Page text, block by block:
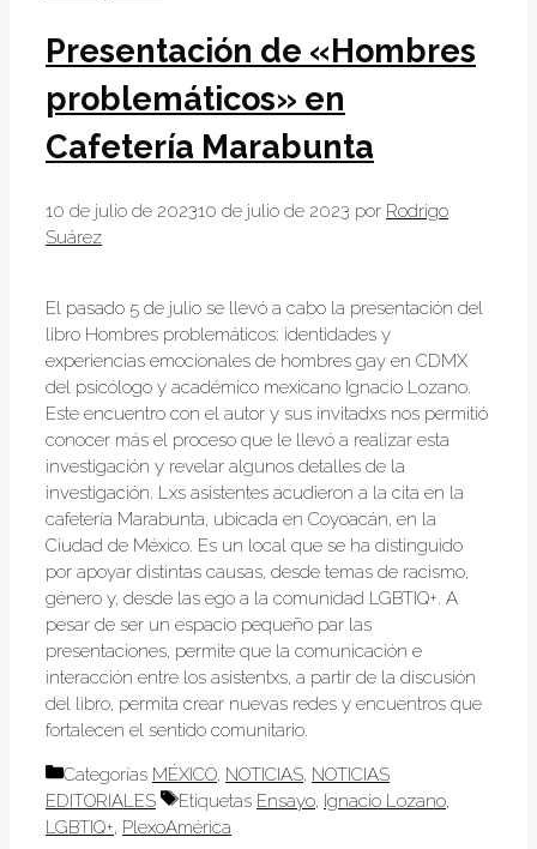
Presentación de «Hombres
problemáticos» en
Cafetería Marabunta
10 de julio de 202310 de julio de 2023 por Rodrigo
Suárez
El pasado 5 de julio se llevó a cabo la presentación del
libro Hombres problemáticos: identidades y
experiencias emocionales de hombres gay en CDMX
del psicólogo y académico mexicano Ignacio Lozano.
Este encuentro con el autor y sus invitadxs nos permitió
conocer más el proceso que le llevó a realizar esta
investigación y revelar algunos detalles de la
investigación. Lxs asistentes acudieron a la cita en la
cafetería Marabunta, ubicada en Coyoacán, en la
Ciudad de México. Es un local que se ha distinguido
por apoyar distintas causas, desde temas de racismo,
género y, desde las ego a la comunidad LGBTIQ+. A
pesar de ser un espacio pequeño par las
presentaciones, permite que la comunicación e
interacción entre los asistentxs, a partir de la discusión
del libro, permita crear nuevas redes y encuentros que
fortalecen el sentido comunitario.
Categorías MÉXICO, NOTICIAS, NOTICIAS
EDITORIALES
Etiquetas Ensayo, Ignacio Lozano,
LGBTIQ+, PlexoAmérica